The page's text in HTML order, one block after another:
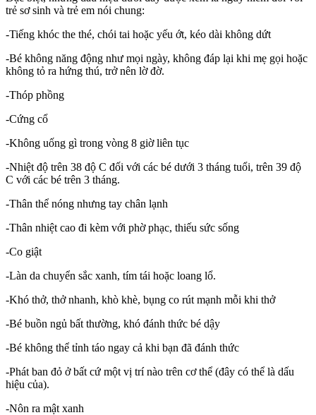
trẻ sơ sinh và trẻ em nói chung:
-Tiếng khóc the thé, chói tai hoặc yếu ớt, kéo dài không dứt
-Bé không năng động như mọi ngày, không đáp lại khi mẹ gọi hoặc
không tỏ ra hứng thú, trở nên lờ đờ.
-Thóp phồng
-Cứng cổ
-Không uống gì trong vòng 8 giờ liên tục
-Nhiệt độ trên 38 độ C đối với các bé dưới 3 tháng tuổi, trên 39 độ
C với các bé trên 3 tháng.
-Thân thể nóng nhưng tay chân lạnh
-Thân nhiệt cao đi kèm với phờ phạc, thiếu sức sống
-Co giật
-Làn da chuyển sắc xanh, tím tái hoặc loang lổ.
-Khó thở, thở nhanh, khò khè, bụng co rút mạnh mỗi khi thở
-Bé buồn ngủ bất thường, khó đánh thức bé dậy
-Bé không thể tỉnh táo ngay cả khi bạn đã đánh thức
-Phát ban đỏ ở bất cứ một vị trí nào trên cơ thể (đây có thể là dấu
hiệu của).
-Nôn ra mật xanh